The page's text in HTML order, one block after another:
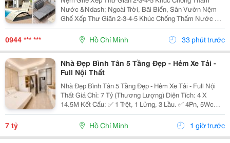
Nước &Ndash; Ngoài Trời, Bãi Biển, Sân Vườn Nệm
Ghế Xếp Thư Giãn 2-3-4-5 Khúc Chống Thấm Nước Có
Nhiều Mẫu, Kích Thước, Màu Sắc Và Chất Liệu Phù
Hợp Nhu Cầu Lựa Chọn. Sản Phẩm Hoàn Thiện Tỉ Mỉ,
Bền Đẹp,...
0944 *** *** Hồ Chí Minh 33 phút trước
Nhà Đẹp Bình Tân 5 Tầng Đẹp - Hẻm Xe Tải -
Full Nội Thất
Nhà Đẹp Bình Tân 5 Tầng Đẹp - Hẻm Xe Tải - Full Nội
Thất Giá Chỉ: 7 Tỷ (Thương Lượng) Diện Tích: 4 X
14.5M Kết Cấu: ✅ 1 Trệt, 1 Lửng, 3 Lầu. ✅ 4Pn, 5Wc
(Có Thể Bố Trí 6Pn). ✅ Phòng Thờ, Phòng Giặt, Sân
Thượng. Hẻm Xe Tải, Gần Mặt Tiền, Thuận...
7 tỷ Hồ Chí Minh 1 giờ trước